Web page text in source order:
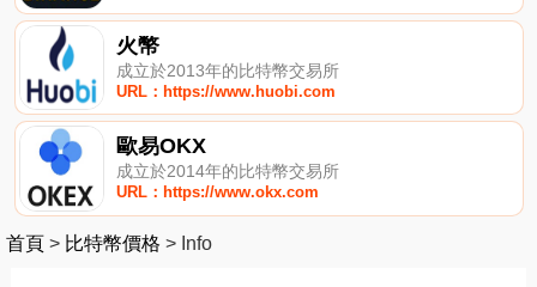
火幣
成立於2013年的比特幣交易所
URL：https://www.huobi.com
歐易OKX
成立於2014年的比特幣交易所
URL：https://www.okx.com
首頁 > 比特幣價格 > Info